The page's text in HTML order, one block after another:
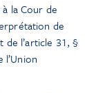
la Cour de
de
de l’article 31, §